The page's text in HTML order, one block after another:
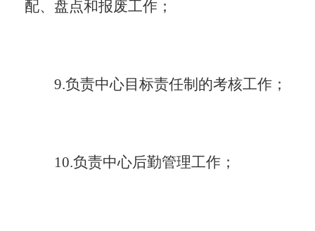
配、盘点和报废工作；
9.负责中心目标责任制的考核工作；
10.负责中心后勤管理工作；